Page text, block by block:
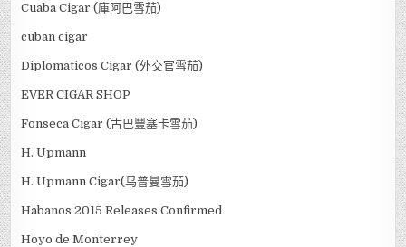
Cuaba Cigar (庫阿巴雪茄)
cuban cigar
Diplomaticos Cigar (外交官雪茄)
EVER CIGAR SHOP
Fonseca Cigar (古巴豐塞卡雪茄)
H. Upmann
H. Upmann Cigar(乌普曼雪茄)
Habanos 2015 Releases Confirmed
Hoyo de Monterrey